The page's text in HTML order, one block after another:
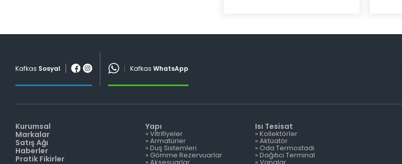
Kafkas Sosyal Kafkas WhatsApp
Kurumsal
Markalar
Satış Ağı
Haberler
Pratik Fikirler
Yapı
» Vitrifiyeler
» Armatürler
» Duş Sistemleri
» Gömme Rezervuarlar
Isı Tesisat
» Kollektörler
» Aktüatör
» Oda Termostadı
» Dağıtıcı Terminal